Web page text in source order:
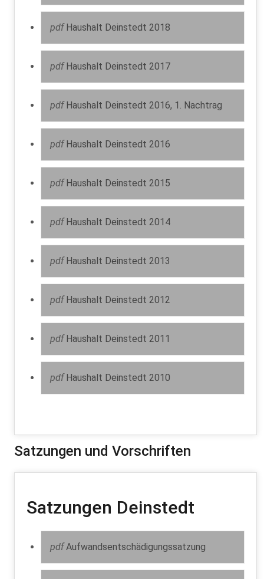
pdf Haushalt Deinstedt 2018
pdf Haushalt Deinstedt 2017
pdf Haushalt Deinstedt 2016, 1. Nachtrag
pdf Haushalt Deinstedt 2016
pdf Haushalt Deinstedt 2015
pdf Haushalt Deinstedt 2014
pdf Haushalt Deinstedt 2013
pdf Haushalt Deinstedt 2012
pdf Haushalt Deinstedt 2011
pdf Haushalt Deinstedt 2010
Satzungen und Vorschriften
Satzungen Deinstedt
pdf Aufwandsentschädigungssatzung